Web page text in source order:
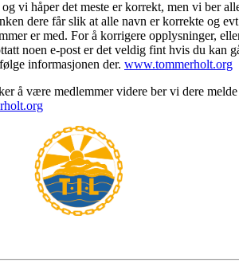
vi håper det meste er korrekt, men vi ber
dere får slik at alle navn er korrekte og evt
er med. For å korrigere opplysninger,
noen e-post er det veldig fint hvis du kan
informasjonen der. www.tommerholt.org
å være medlemmer videre ber vi dere melde